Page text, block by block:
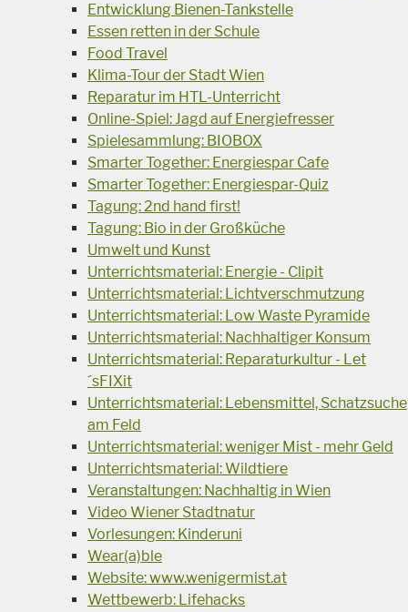
Entwicklung Bienen-Tankstelle
Essen retten in der Schule
Food Travel
Klima-Tour der Stadt Wien
Reparatur im HTL-Unterricht
Online-Spiel: Jagd auf Energiefresser
Spielesammlung: BIOBOX
Smarter Together: Energiespar Cafe
Smarter Together: Energiespar-Quiz
Tagung: 2nd hand first!
Tagung: Bio in der Großküche
Umwelt und Kunst
Unterrichtsmaterial: Energie - Clipit
Unterrichtsmaterial: Lichtverschmutzung
Unterrichtsmaterial: Low Waste Pyramide
Unterrichtsmaterial: Nachhaltiger Konsum
Unterrichtsmaterial: Reparaturkultur - Let
´sFIXit
Unterrichtsmaterial: Lebensmittel, Schatzsuche
am Feld
Unterrichtsmaterial: weniger Mist - mehr Geld
Unterrichtsmaterial: Wildtiere
Veranstaltungen: Nachhaltig in Wien
Video Wiener Stadtnatur
Vorlesungen: Kinderuni
Wear(a)ble
Website: www.wenigermist.at
Wettbewerb: Lifehacks